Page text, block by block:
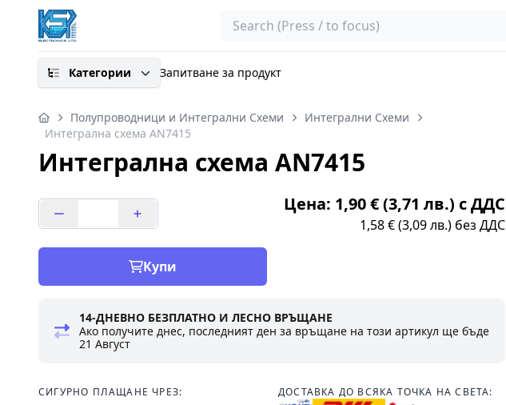
Search
Категории Запитване за продукт
Полупроводници и Интегрални Схеми
Интегрални Схеми
Интегрална схема AN7415
Интегрална схема AN7415
Цена: 1,90 € (3,71 лв.) с ДДС
1,58 € (3,09 лв.) без ДДС
Купи
14-ДНЕВНО БЕЗПЛАТНО И ЛЕСНО ВРЪЩАНЕ
Ако получите днес, последният ден за връщане на този артикул ще бъде
21 Август
СИГУРНО ПЛАЩАНЕ ЧРЕЗ: ДОСТАВКА ДО ВСЯКА ТОЧКА НА СВЕТА: